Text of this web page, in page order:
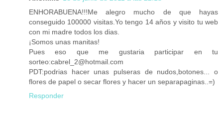
ENHORABUENA!!!Me alegro mucho de que hayas
conseguido 100000 visitas.Yo tengo 14 años y visito tu web
con mi madre todos los dias.
¡Somos unas manitas!
Pues eso que me gustaria participar en tu
sorteo:cabrel_2@hotmail.com
PDT:podrias hacer unas pulseras de nudos,botones... o
flores de papel o secar flores y hacer un separapaginas..=)
Responder